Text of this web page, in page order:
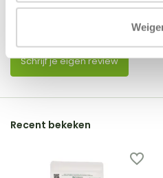
Er zijn nog geen reviews
Schrijf je eigen review
Recent bekeken